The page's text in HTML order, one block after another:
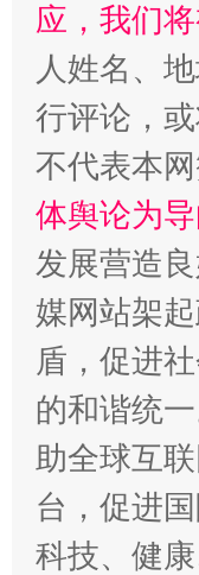
应，我们
人姓名、
行评论，
不代表本
体舆论为导
发展营造
媒网站架
盾，促进
的和谐统
助全球互
台，促进
科技、健